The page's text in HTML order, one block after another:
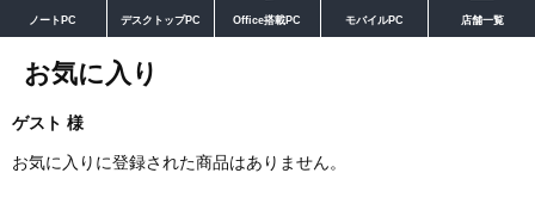
ノートPC デスクトップPC Office搭載PC モバイルPC 店舗一覧
お気に入り
ゲスト 様
お気に入りに登録された商品はありません。